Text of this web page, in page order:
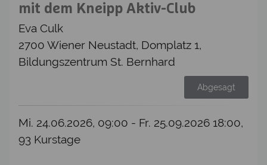
mit dem Kneipp Aktiv-Club
Eva Culk
2700 Wiener Neustadt, Domplatz 1,
Bildungszentrum St. Bernhard
Abgesagt
Mi. 24.06.2026, 09:00 - Fr. 25.09.2026 18:00,
93 Kurstage